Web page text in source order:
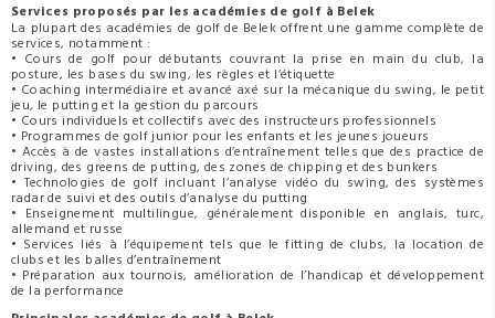
Services proposés par les académies de golf à Belek
La plupart des académies de golf de Belek offrent une gamme complète de
services, notamment :
• Cours de golf pour débutants couvrant la prise en main du club, la
posture, les bases du swing, les règles et l’étiquette
• Coaching intermédiaire et avancé axé sur la mécanique du swing, le petit
jeu, le putting et la gestion du parcours
• Cours individuels et collectifs avec des instructeurs professionnels
• Programmes de golf junior pour les enfants et les jeunes joueurs
• Accès à de vastes installations d’entraînement telles que des practice de
driving, des greens de putting, des zones de chipping et des bunkers
• Technologies de golf incluant l’analyse vidéo du swing, des systèmes
radar de suivi et des outils d’analyse du putting
• Enseignement multilingue, généralement disponible en anglais, turc,
allemand et russe
• Services liés à l’équipement tels que le fitting de clubs, la location de
clubs et les balles d’entraînement
• Préparation aux tournois, amélioration de l’handicap et développement
de la performance